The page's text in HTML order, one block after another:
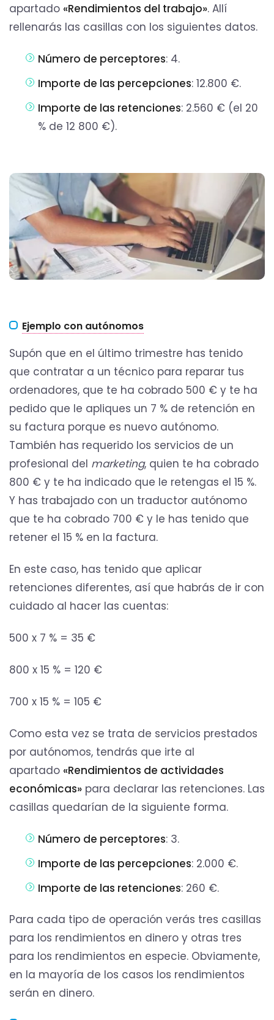
apartado «Rendimientos del trabajo». Allí
rellenarás las casillas con los siguientes datos.
Número de perceptores: 4.
Importe de las percepciones: 12.800 €.
Importe de las retenciones: 2.560 € (el 20
% de 12 800 €).
Ejemplo con autónomos
Supón que en el último trimestre has tenido
que contratar a un técnico para reparar tus
ordenadores, que te ha cobrado 500 € y te ha
pedido que le apliques un 7 % de retención en
su factura porque es nuevo autónomo.
También has requerido los servicios de un
profesional del marketing, quien te ha cobrado
800 € y te ha indicado que le retengas el 15 %.
Y has trabajado con un traductor autónomo
que te ha cobrado 700 € y le has tenido que
retener el 15 % en la factura.
En este caso, has tenido que aplicar
retenciones diferentes, así que habrás de ir con
cuidado al hacer las cuentas:
500 x 7 % = 35 €
800 x 15 % = 120 €
700 x 15 % = 105 €
Como esta vez se trata de servicios prestados
por autónomos, tendrás que irte al
apartado «Rendimientos de actividades
económicas» para declarar las retenciones. Las
casillas quedarían de la siguiente forma.
Número de perceptores: 3.
Importe de las percepciones: 2.000 €.
Importe de las retenciones: 260 €.
Para cada tipo de operación verás tres casillas
para los rendimientos en dinero y otras tres
para los rendimientos en especie. Obviamente,
en la mayoría de los casos los rendimientos
serán en dinero.